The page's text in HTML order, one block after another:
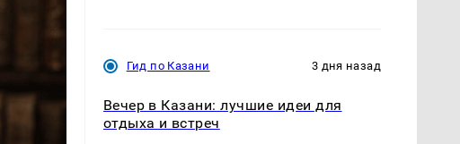
Гид по Казани 3 дня назад
Вечер в Казани: лучшие идеи для
отдыха и встреч